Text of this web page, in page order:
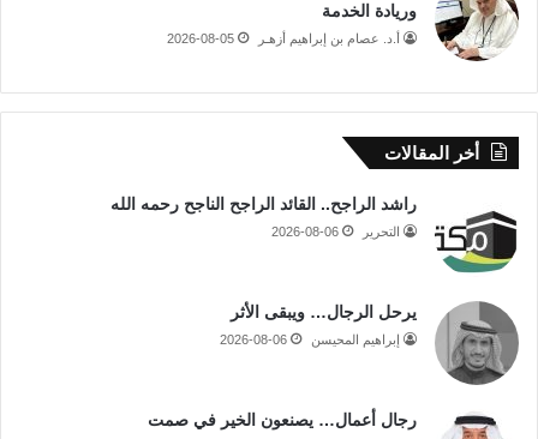
وريادة الخدمة
أ.د. عصام بن إبراهيم أزهـر 2026-08-05
أخر المقالات
راشد الراجح.. القائد الراجح الناجح رحمه الله
التحرير 2026-08-06
يرحل الرجال… ويبقى الأثر
إبراهيم المحيسن 2026-08-06
رجال أعمال… يصنعون الخير في صمت